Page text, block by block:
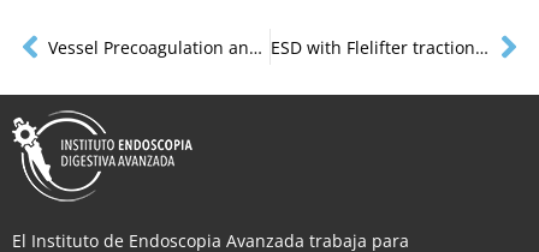
Vessel Precoagulation and work with Vio3 and HYBRIDknife® flex ESD with Flelifter traction device.
El Instituto de Endoscopia Avanzada trabaja para